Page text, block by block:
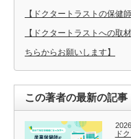
【ドクタートラストの保健
【ドクタートラストへの取
ちらからお願いします】
この著者の最新の記事
ド